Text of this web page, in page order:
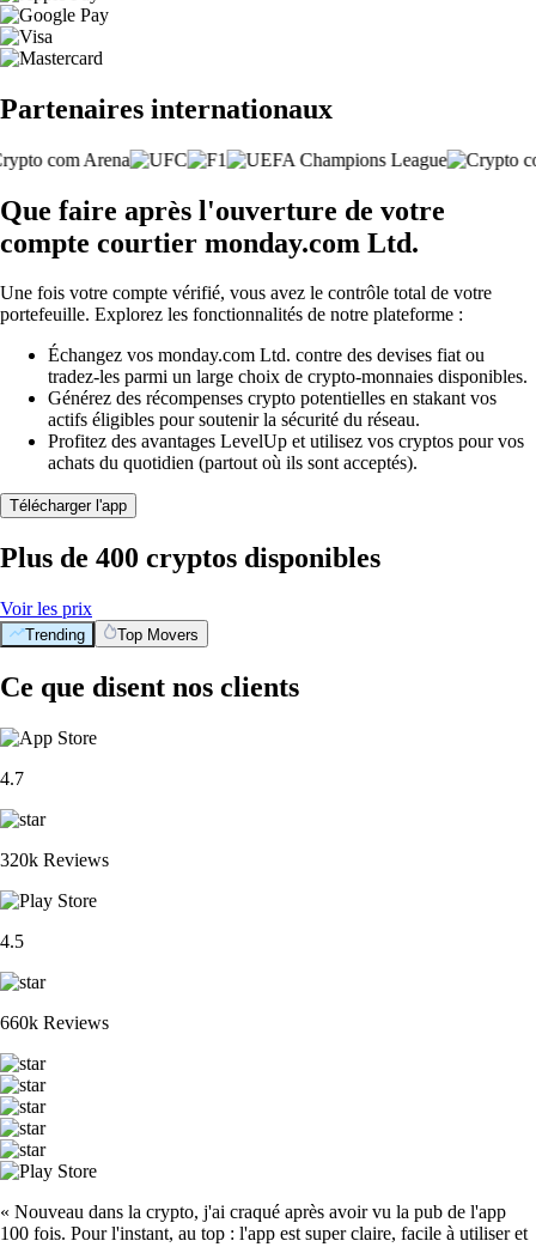
Partenaires internationaux
Que faire après l'ouverture de votre
compte courtier monday.com Ltd.
Une fois votre compte vérifié, vous avez le contrôle total de votre
portefeuille. Explorez les fonctionnalités de notre plateforme :
Échangez vos monday.com Ltd. contre des devises fiat ou
tradez-les parmi un large choix de crypto-monnaies disponibles.
Générez des récompenses crypto potentielles en stakant vos
actifs éligibles pour soutenir la sécurité du réseau.
Profitez des avantages LevelUp et utilisez vos cryptos pour vos
achats du quotidien (partout où ils sont acceptés).
Télécharger l'app
Plus de 400 cryptos disponibles
Voir les prix
Trending Top Movers
Ce que disent nos clients
4.7
320k Reviews
4.5
660k Reviews
« Nouveau dans la crypto, j'ai craqué après avoir vu la pub de l'app
100 fois. Pour l'instant, au top : l'app est super claire, facile à utiliser et